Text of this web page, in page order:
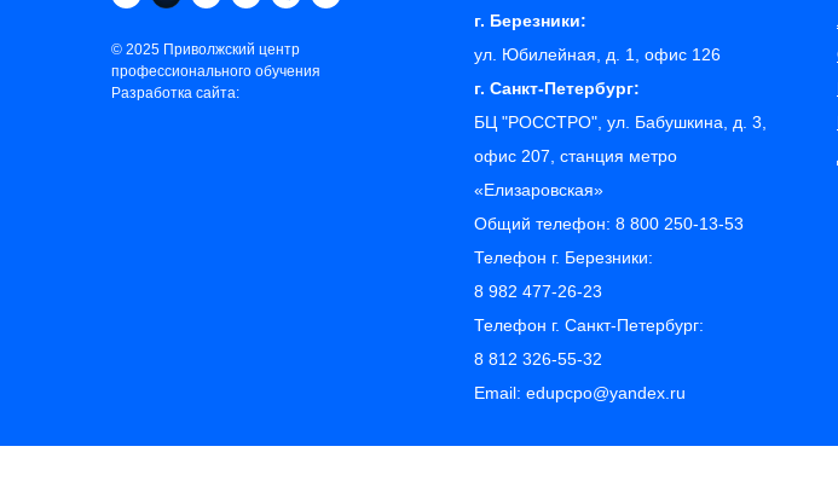
© 2025 Приволжский центр
профессионального обучения
Разработка сайта:
г. Березники:
ул. Юбилейная, д. 1, офис 126
г. Санкт-Петербург:
БЦ "РОССТРО", ул. Бабушкина, д. 3,
офис 207, станция метро
«‎Елизаровская»
Общий телефон: 8 800 250-13-53
Телефон г. Березники:
8 982 477-26-23
Телефон г. Санкт-Петербург:
8 812 326-55-32
Email: edupcpo@yandex.ru